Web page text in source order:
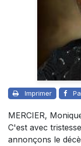
Imprimer
MERCIER,
C'est avec
annonçons le